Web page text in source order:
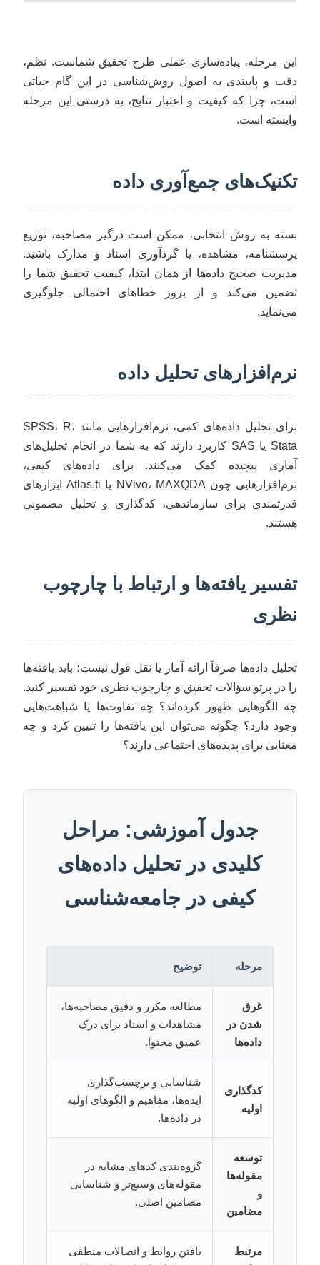
این مرحله، پیاده‌سازی عملی طرح تحقیق شماست. نظم،
دقت و پایبندی به اصول روش‌شناسی در این گام حیاتی
است، چرا که کیفیت و اعتبار نتایج، به درستی این مرحله
وابسته است.
تکنیک‌های جمع‌آوری داده
بسته به روش انتخابی، ممکن است درگیر مصاحبه، توزیع
پرسشنامه، مشاهده، یا گردآوری اسناد و مدارک باشید.
مدیریت صحیح داده‌ها از همان ابتدا، کیفیت تحقیق شما را
تضمین می‌کند و از بروز خطاهای احتمالی جلوگیری
می‌نماید.
نرم‌افزارهای تحلیل داده
برای تحلیل داده‌های کمی، نرم‌افزارهایی مانند SPSS، R،
Stata یا SAS کاربرد دارند که به شما در انجام تحلیل‌های
آماری پیچیده کمک می‌کنند. برای داده‌های کیفی،
نرم‌افزارهایی چون NVivo، MAXQDA یا Atlas.ti ابزارهای
قدرتمندی برای سازماندهی، کدگذاری و تحلیل مضمونی
هستند.
تفسیر یافته‌ها و ارتباط با چارچوب
نظری
تحلیل داده‌ها صرفاً ارائه آمار یا نقل قول نیست؛ باید یافته‌ها
را در پرتو سؤالات تحقیق و چارچوب نظری خود تفسیر کنید.
چه الگوهایی ظهور کرده‌اند؟ چه تفاوت‌ها یا شباهت‌هایی
وجود دارد؟ چگونه می‌توان این یافته‌ها را تبیین کرد و چه
معنایی برای پدیده‌های اجتماعی دارند؟
جدول آموزشی: مراحل
کلیدی در تحلیل داده‌های
کیفی در جامعه‌شناسی
مرحله توضیح
غرق
شدن در
داده‌ها
مطالعه مکرر و دقیق مصاحبه‌ها،
مشاهدات و اسناد برای درک
عمیق محتوا.
کدگذاری
اولیه
شناسایی و برچسب‌گذاری
ایده‌ها، مفاهیم و الگوهای اولیه
در داده‌ها.
توسعه
مقوله‌ها
و
مضامین
گروه‌بندی کدهای مشابه در
مقوله‌های وسیع‌تر و شناسایی
مضامین اصلی.
مرتبط
یافتن روابط و اتصالات منطقی